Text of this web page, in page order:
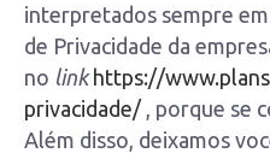
interpretados sempre
de Privacidade da
no link https://
privacidade/, porque se
Além disso, deixamos